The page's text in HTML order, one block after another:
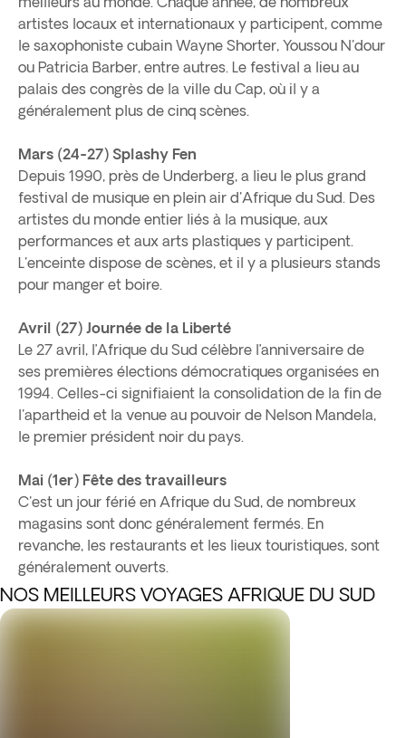
artistes locaux et internationaux y participent, comme
le saxophoniste cubain Wayne Shorter, Youssou N'dour
ou Patricia Barber, entre autres. Le festival a lieu au
palais des congrès de la ville du Cap, où il y a
généralement plus de cinq scènes.
Mars (24-27) Splashy Fen
Depuis 1990, près de Underberg, a lieu le plus grand
festival de musique en plein air d'Afrique du Sud. Des
artistes du monde entier liés à la musique, aux
performances et aux arts plastiques y participent.
L'enceinte dispose de scènes, et il y a plusieurs stands
pour manger et boire.
Avril (27) Journée de la Liberté
Le 27 avril, l’Afrique du Sud célèbre l’anniversaire de
ses premières élections démocratiques organisées en
1994. Celles-ci signifiaient la consolidation de la fin de
l'apartheid et la venue au pouvoir de Nelson Mandela,
le premier président noir du pays.
Mai (1er) Fête des travailleurs
C'est un jour férié en Afrique du Sud, de nombreux
magasins sont donc généralement fermés. En
revanche, les restaurants et les lieux touristiques, sont
généralement ouverts.
NOS MEILLEURS VOYAGES AFRIQUE DU SUD